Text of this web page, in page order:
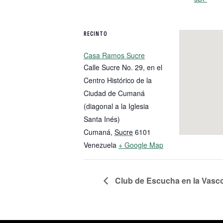
RECINTO
Casa Ramos Sucre
Calle Sucre No. 29, en el
Centro Histórico de la
Ciudad de Cumaná
(diagonal a la Iglesia
Santa Inés)
Cumaná, Sucre 6101
Venezuela + Google Map
Club de Escucha en la